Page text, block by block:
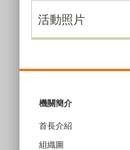
活動照片
機關簡介
首長介紹
組織圖